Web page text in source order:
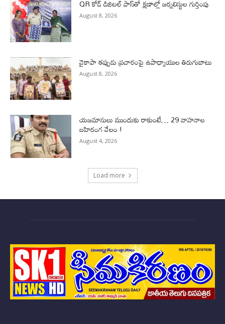
QR కోడ్ డిజిటల్ పాస్‌తో క్షణాల్లో జర్నలిస్టుల గుర్తింపు
August 8, 2026
వైకాపా తప్పుడు ప్రచారంపై ఉపాధ్యాయుల తిరుగుబాటు
August 8, 2026
యజమానులు ముందుకు రాకుంటే… 29 వాహనాల
బహిరంగ వేలం !
August 4, 2026
Load more